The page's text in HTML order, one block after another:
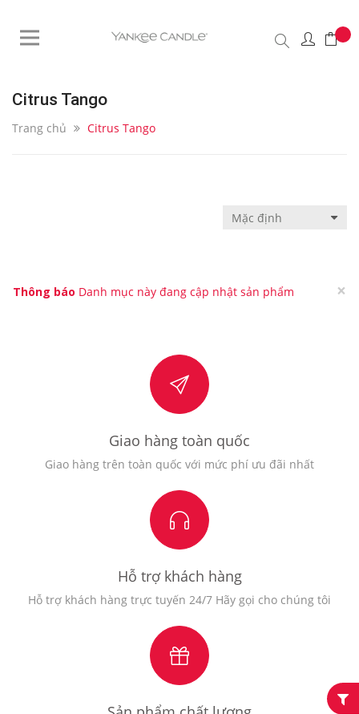
Citrus Tango
Trang chủ Citrus Tango
×
Thông báo Danh mục này đang cập nhật sản phẩm
Giao hàng toàn quốc
Giao hàng trên toàn quốc với mức phí ưu đãi nhất
Hỗ trợ khách hàng
Hỗ trợ khách hàng trực tuyến 24/7 Hãy gọi cho chúng tôi